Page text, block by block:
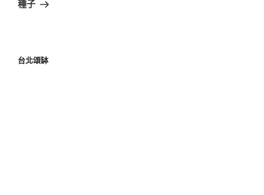
種子
台北頌缽